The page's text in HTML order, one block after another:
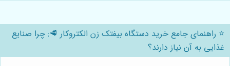
⭐️ راهنمای جامع خرید دستگاه بیفتک زن الکتروکار 🥩: چرا صنایع
غذایی به آن نیاز دارند؟